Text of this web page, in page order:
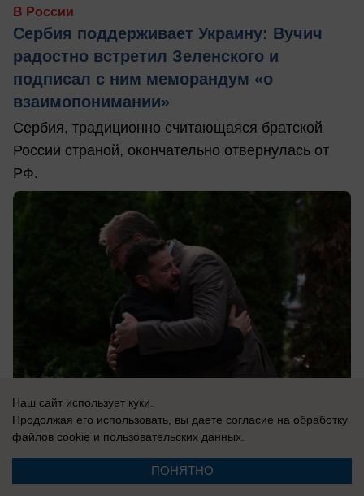
В России
Сербия поддерживает Украину: Вучич
радостно встретил Зеленского и
подписал с ним меморандум «о
взаимопонимании»
Сербия, традиционно считающаяся братской
России страной, окончательно отвернулась от
РФ.
08.08.2026 0
Наш сайт использует куки.
Продолжая его использовать, вы даете согласие на обработку
файлов cookie и пользовательских данных.
ПОНЯТНО